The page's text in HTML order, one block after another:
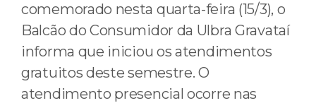
comemorado nesta quarta-feira (15/3), o
Balcão do Consumidor da Ulbra Gravataí
informa que iniciou os atendimentos
gratuitos deste semestre. O
atendimento presencial ocorre nas